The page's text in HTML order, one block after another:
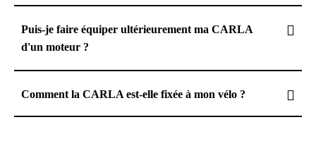
Puis-je faire équiper ultérieurement ma CARLA
d'un moteur ?
Comment la CARLA est-elle fixée à mon vélo ?